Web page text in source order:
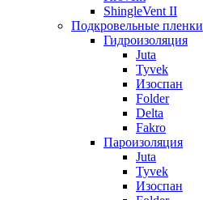
ShingleVent II
Подкровельные пленки
Гидроизоляция
Juta
Tyvek
Изоспан
Folder
Delta
Fakro
Пароизоляция
Juta
Tyvek
Изоспан